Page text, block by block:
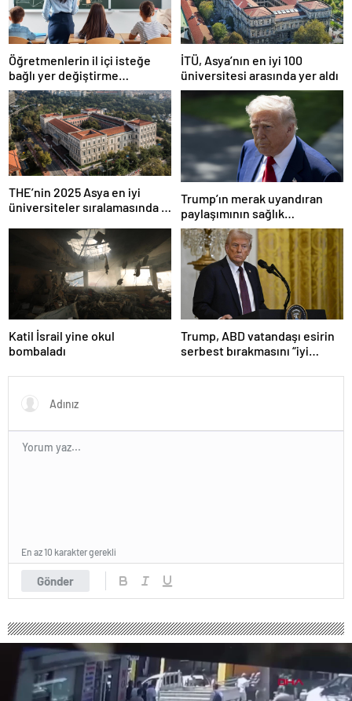
Öğretmenlerin il içi isteğe
bağlı yer değiştirme
başvuruları ne zaman?
İTÜ, Asya’nın en iyi 100
üniversitesi arasında yer aldı
THE’nin 2025 Asya en iyi
üniversiteler sıralamasında 4
Trump’ın merak uyandıran
paylaşımının sağlık
sistemiyle ilgili kararname
olduğu anlaşıldı
Katil İsrail yine okul
bombaladı
Trump, ABD vatandaşı esirin
serbest bırakmasını “iyi
olarak değerlendirdi
Gönder
En az 10 karakter gerekli